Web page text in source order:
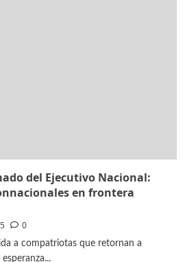
del Ejecutivo Nacional:
en frontera
0
a compatriotas que retornan a